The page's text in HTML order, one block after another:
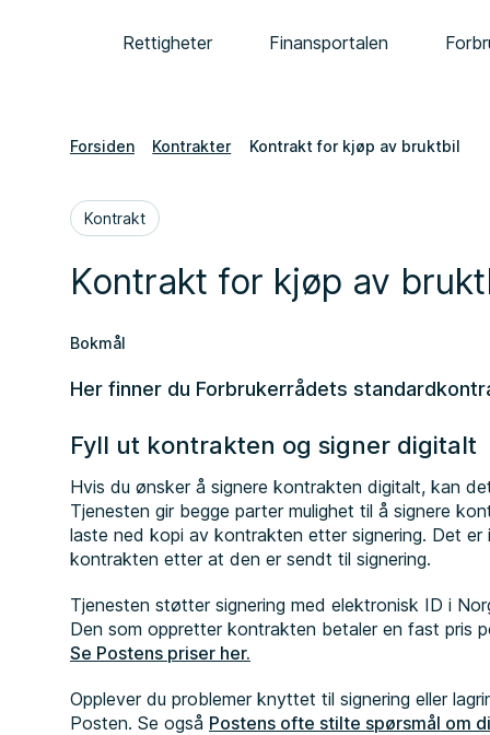
Rettigheter Finansportalen
Forsiden Kontrakter Kontrakt for kjøp av bruktbil
Kontrakt
Kontrakt for kjøp av
Bokmål
Her finner du Forbrukerrådets
Fyll ut kontrakten og signer digitalt
Hvis du ønsker å signere kontrakten digitalt, kan
Tjenesten gir begge parter mulighet til å signere
laste ned kopi av kontrakten etter signering. Det er
kontrakten etter at den er sendt til signering.
Tjenesten støtter signering med elektronisk ID i
Den som oppretter kontrakten betaler en fast pris
Se Postens priser her.
Opplever du problemer knyttet til signering eller
Posten. Se også Postens ofte stilte spørsmål om